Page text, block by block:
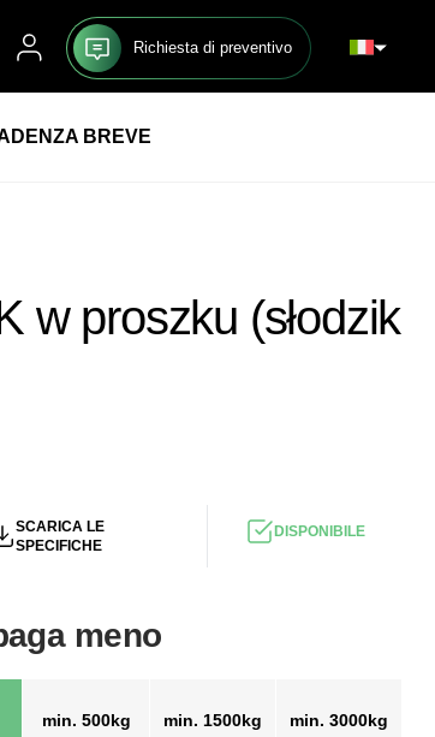
Richiesta di preventivo
BREVE
w proszku (słodzik
SCARICA LE
SPECIFICHE
DISPONIBILE
meno
min. 500kg min. 1500kg min. 3000kg